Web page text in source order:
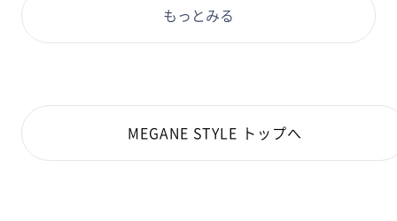
もっとみる
MEGANE STYLE トップへ